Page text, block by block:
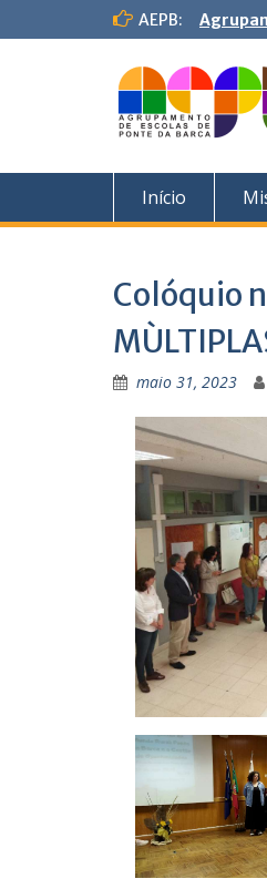
k
o
t
AEPB:
Início
Colóquio
maio 31, 2023